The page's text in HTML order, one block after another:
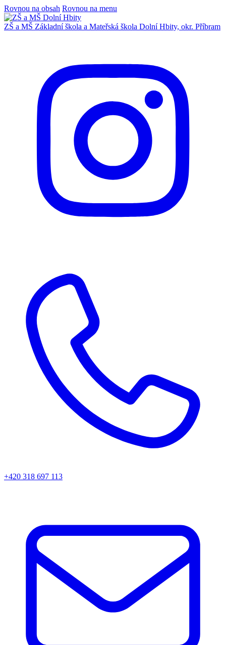
Rovnou na obsah Rovnou na menu
ZŠ a MŠ Základní škola a Mateřská škola Dolní Hbity, okr. Příbram
+420 318 697 113